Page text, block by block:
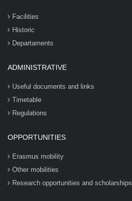
Facilities
Historic
Departaments
ADMINISTRATIVE
Useful documents and links
Timetable
Regulations
OPPORTUNITIES
Erasmus mobility
Other mobilities
Research opportunities and scholarships